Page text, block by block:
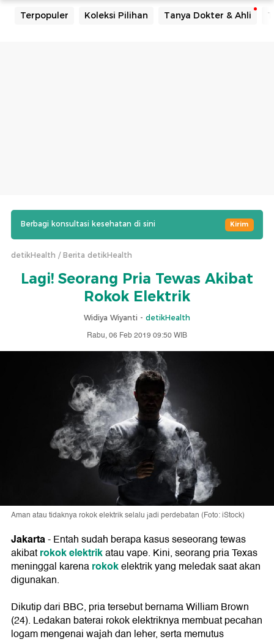
Terpopuler Koleksi Pilihan Tanya Dokter & Ahli
Berbagi konsultasi kesehatan di sini Kirim
detikHealth Berita detikHealth
Lagi! Seorang Pria Tewas Akibat
Rokok Elektrik
Widiya Wiyanti - detikHealth
Rabu, 06 Feb 2019 09:50 WIB
Aman atau tidaknya rokok elektrik selalu jadi perdebatan (Foto: iStock)
Jakarta- Entah sudah berapa kasus seseorang tewas
akibatrokok elektrikatau vape. Kini, seorang pria Texas
meninggal karenarokokelektrik yang meledak saat akan
digunakan.
Dikutip dari BBC, pria tersebut bernama William Brown
(24). Ledakan baterai rokok elektriknya membuat pecahan
logam mengenai wajah dan leher, serta memutus